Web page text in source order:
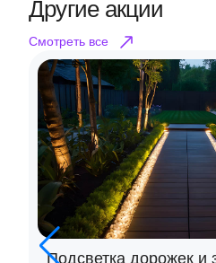
Другие акции
Смотреть все
Подсветка дорожек и